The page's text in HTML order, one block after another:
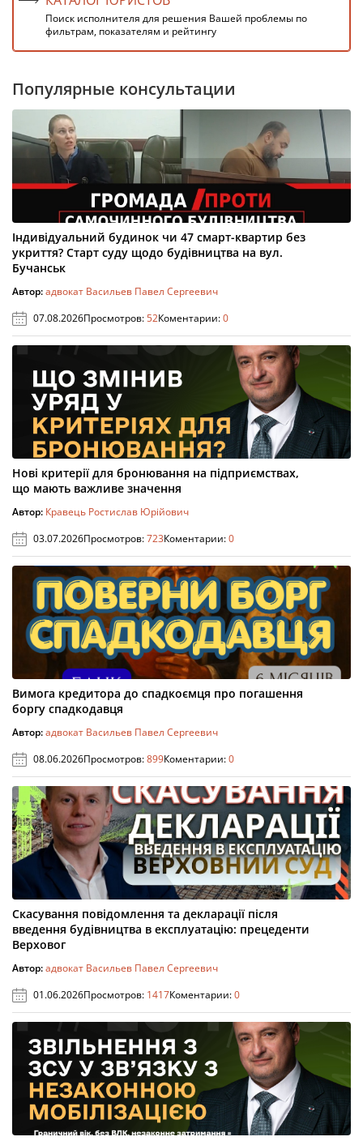
Поиск исполнителя для решения Вашей проблемы по
фильтрам, показателям и рейтингу
Популярные консультации
Індивідуальний будинок чи 47 смарт-квартир без
укриття? Старт суду щодо будівництва на вул.
Бучанськ
Автор:адвокат Васильев Павел Сергеевич
07.08.2026Просмотров:52Коментарии:0
Нові критерії для бронювання на підприємствах,
що мають важливе значення
Автор: Кравець Ростислав Юрійович
03.07.2026Просмотров:723Коментарии:0
Вимога кредитора до спадкоємця про погашення
боргу спадкодавця
Автор:адвокат Васильев Павел Сергеевич
08.06.2026Просмотров:899Коментарии:0
Скасування повідомлення та декларації після
введення будівництва в експлуатацію: прецеденти
Верховог
Автор:адвокат Васильев Павел Сергеевич
01.06.2026Просмотров: 1417Коментарии:0